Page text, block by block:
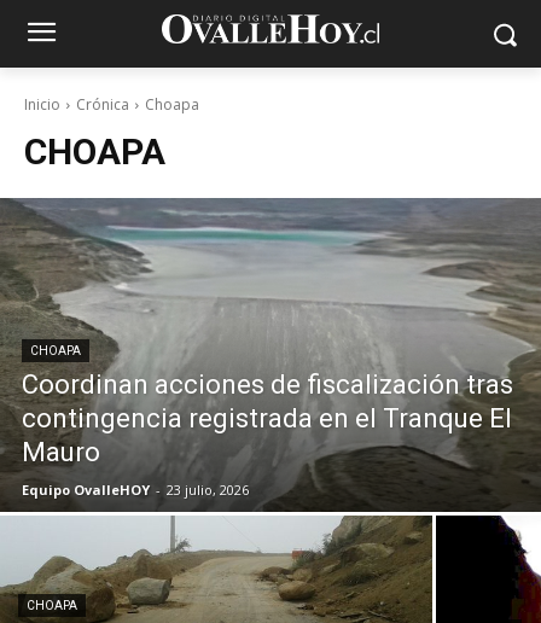
Inicio Crónica Choapa
CHOAPA
CHOAPA
Coordinan acciones de fiscalización tras
contingencia registrada en el Tranque El
Mauro
Equipo OvalleHOY - 23 julio, 2026
CHOAPA